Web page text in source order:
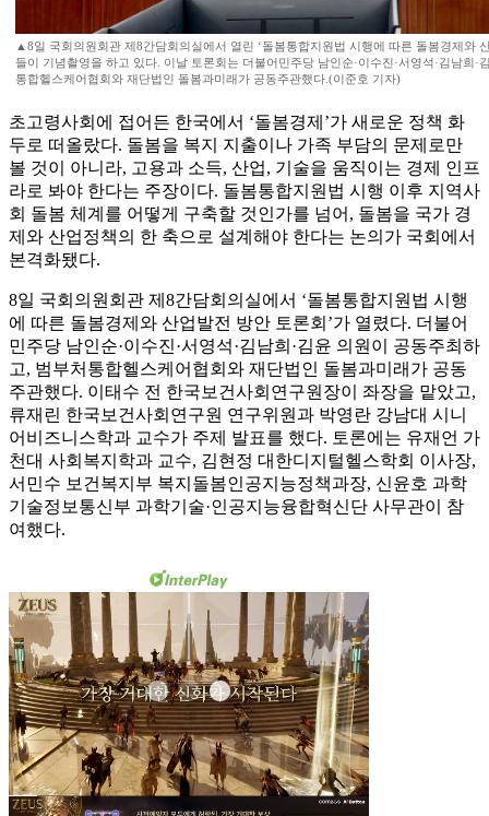
▲8일 국회의원회관 제8간담회의실에서 열린 ‘돌봄통합지원법 시행에 따른 돌봄경제와
들이 기념촬영을 하고 있다. 이날 토론회는 더불어민주당 남인순·이수진·서영석·김남희·
통합헬스케어협회와 재단법인 돌봄과미래가 공동주관했다.(이준호 기자)
초고령사회에 접어든 한국에서 ‘돌봄경제’가 새로운 정책 화
두로 떠올랐다. 돌봄을 복지 지출이나 가족 부담의 문제로만
볼 것이 아니라, 고용과 소득, 산업, 기술을 움직이는 경제 인프
라로 봐야 한다는 주장이다. 돌봄통합지원법 시행 이후 지역사
회 돌봄 체계를 어떻게 구축할 것인가를 넘어, 돌봄을 국가 경
제와 산업정책의 한 축으로 설계해야 한다는 논의가 국회에서
본격화됐다.
8일 국회의원회관 제8간담회의실에서 ‘돌봄통합지원법 시행
에 따른 돌봄경제와 산업발전 방안 토론회’가 열렸다. 더불어
민주당 남인순·이수진·서영석·김남희·김윤 의원이 공동주최하
고, 범부처통합헬스케어협회와 재단법인 돌봄과미래가 공동
주관했다. 이태수 전 한국보건사회연구원장이 좌장을 맡았고,
류재린 한국보건사회연구원 연구위원과 박영란 강남대 시니
어비즈니스학과 교수가 주제 발표를 했다. 토론에는 유재언 가
천대 사회복지학과 교수, 김현정 대한디지털헬스학회 이사장,
서민수 보건복지부 복지돌봄인공지능정책과장, 신윤호 과학
기술정보통신부 과학기술·인공지능융합혁신단 사무관이 참
여했다.